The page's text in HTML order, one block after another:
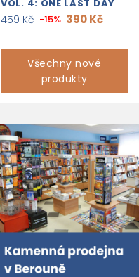
VOL. 4: ONE LAST DAY
459 Kč -15% 390 Kč
Všechny nové
produkty